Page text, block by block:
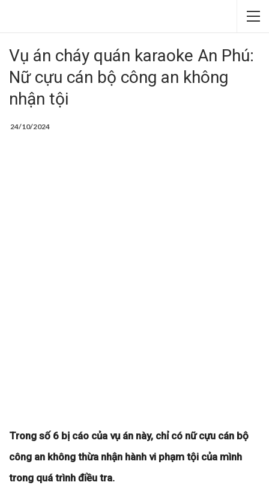
Vụ án cháy quán karaoke An Phú:
Nữ cựu cán bộ công an không
nhận tội
24/10/2024
Trong số 6 bị cáo của vụ án này, chỉ có nữ cựu cán bộ
công an không thừa nhận hành vi phạm tội của mình
trong quá trình điều tra.